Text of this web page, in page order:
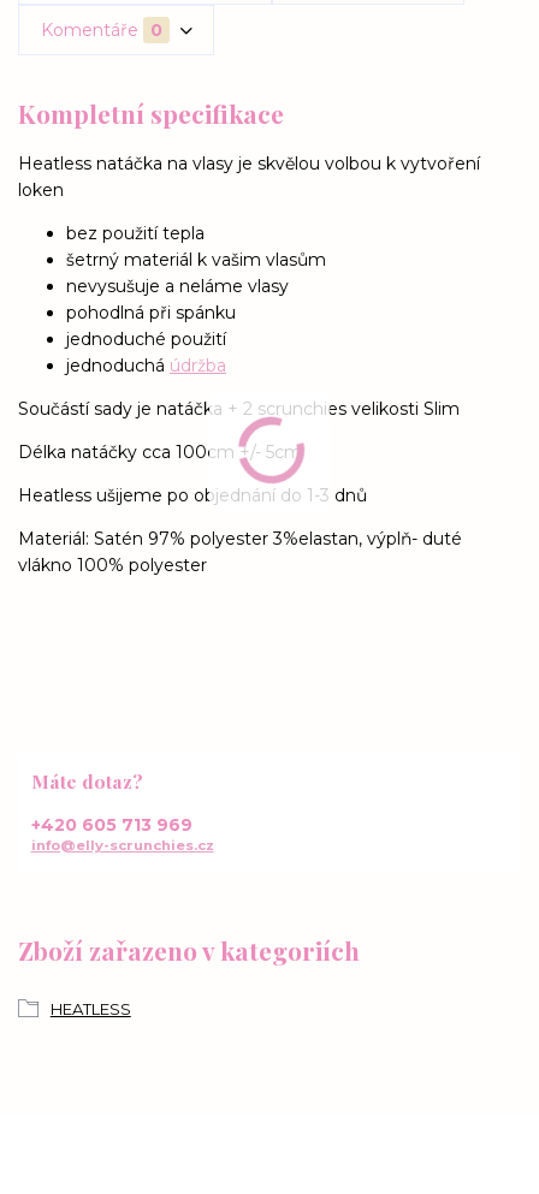
Komentáře 0
Kompletní specifikace
Heatless natáčka na vlasy je skvělou volbou k vytvoření
loken
bez použití tepla
šetrný materiál k vašim vlasům
nevysušuje a neláme vlasy
pohodlná při spánku
jednoduché použití
jednoduchá údržba
Součástí sady je natáčka + 2 scrunchies velikosti Slim
Délka natáčky cca 100cm +/- 5cm
Heatless ušijeme po objednání do 1-3 dnů
Materiál: Satén 97% polyester 3%elastan, výplň- duté
vlákno 100% polyester
Zboží zařazeno v kategoriích
HEATLESS
Máte dotaz?
+420 605 713 969
info@elly-scrunchies.cz